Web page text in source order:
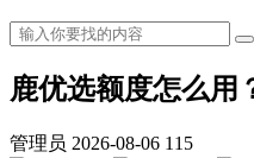
鹿优选额度怎么用
管理员 2026-08-06 115